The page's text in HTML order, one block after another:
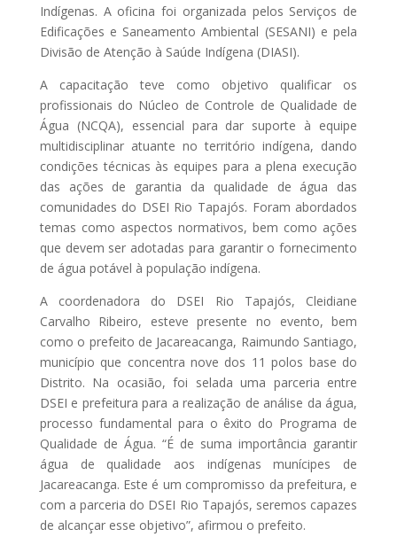
Indígenas. A oficina foi organizada pelos Serviços de
Edificações e Saneamento Ambiental (SESANI) e pela
Divisão de Atenção à Saúde Indígena (DIASI).
A capacitação teve como objetivo qualificar os
profissionais do Núcleo de Controle de Qualidade de
Água (NCQA), essencial para dar suporte à equipe
multidisciplinar atuante no território indígena, dando
condições técnicas às equipes para a plena execução
das ações de garantia da qualidade de água das
comunidades do DSEI Rio Tapajós. Foram abordados
temas como aspectos normativos, bem como ações
que devem ser adotadas para garantir o fornecimento
de água potável à população indígena.
A coordenadora do DSEI Rio Tapajós, Cleidiane
Carvalho Ribeiro, esteve presente no evento, bem
como o prefeito de Jacareacanga, Raimundo Santiago,
município que concentra nove dos 11 polos base do
Distrito. Na ocasião, foi selada uma parceria entre
DSEI e prefeitura para a realização de análise da água,
processo fundamental para o êxito do Programa de
Qualidade de Água. “É de suma importância garantir
água de qualidade aos indígenas munícipes de
Jacareacanga. Este é um compromisso da prefeitura, e
com a parceria do DSEI Rio Tapajós, seremos capazes
de alcançar esse objetivo”, afirmou o prefeito.